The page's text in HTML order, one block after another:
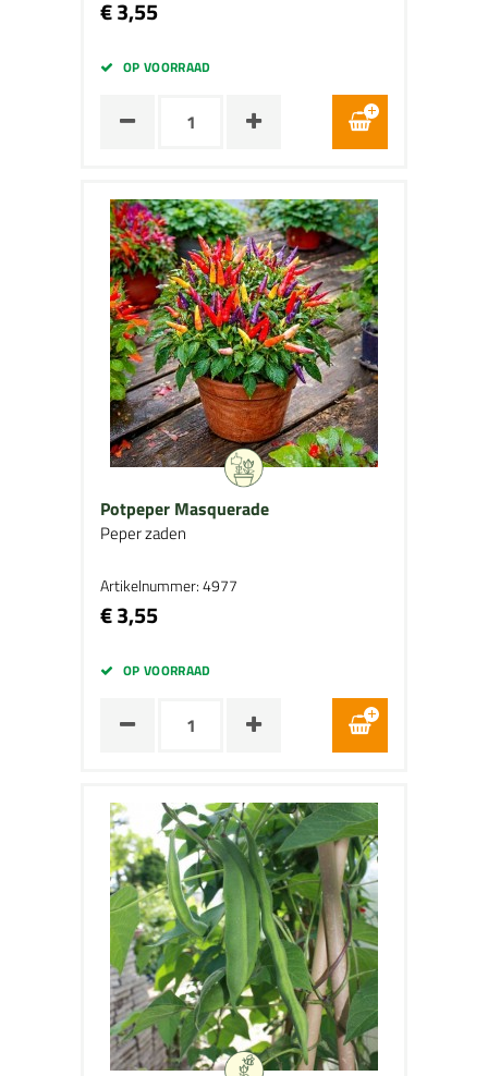
€ 3,55
OP VOORRAAD
Potpeper Masquerade
Peper zaden
Artikelnummer: 4977
€ 3,55
OP VOORRAAD